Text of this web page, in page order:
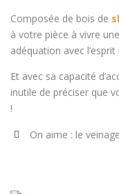
Composée de bois de
à votre pièce à vivre
adéquation avec
Et avec sa capacité
inutile de préciser que
!
On aime : le